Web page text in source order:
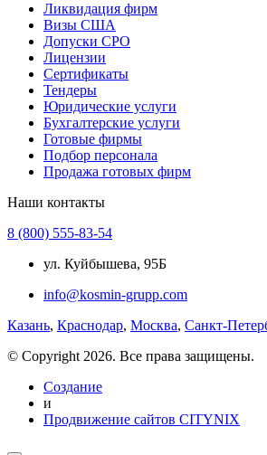
Ликвидация фирм
Визы США
Допуски СРО
Лицензии
Сертификаты
Тендеры
Юридические услуги
Бухгалтерские услуги
Готовые фирмы
Подбор персонала
Продажа готовых фирм
Наши контакты
8 (800) 555-83-54
ул. Куйбышева, 95Б
info@kosmin-grupp.com
Казань, Краснодар, Москва, Санкт-
© Copyright 2026. Все права защищены.
Создание
и
Продвижение сайтов CITYNIX